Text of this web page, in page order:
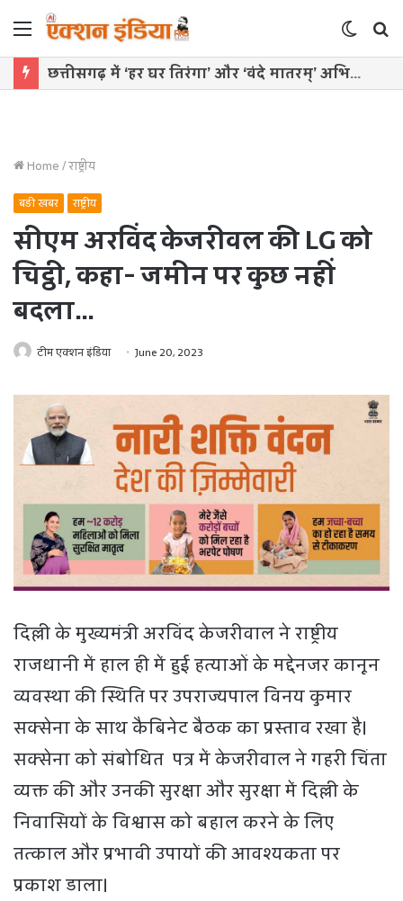
Menu
Switch
skin
छत्तीसगढ़ में ‘हर घर तिरंगा’ और ‘वंदे मातरम्’ अभियान की धूम
Home/राष्ट्रीय
बड़ी खबर राष्ट्रीय
सीएम अर​विंद केजरीवल की LG को
चिट्ठी, कहा- जमीन पर कुछ नहीं
बदला…
टीम एक्शन इंडिया June 20, 2023
दिल्ली के मुख्यमंत्री अरविंद केजरीवाल ने राष्ट्रीय
राजधानी में हाल ही में हुई हत्याओं के मद्देनजर कानून
व्यवस्था की स्थिति पर उपराज्यपाल विनय कुमार
सक्सेना के साथ कैबिनेट बैठक का प्रस्ताव रखा है।
सक्सेना को संबोधित पत्र में केजरीवाल ने गहरी चिंता
व्यक्त की और उनकी सुरक्षा और सुरक्षा में दिल्ली के
निवासियों के विश्वास को बहाल करने के लिए
तत्काल और प्रभावी उपायों की आवश्यकता पर
प्रकाश डाला।